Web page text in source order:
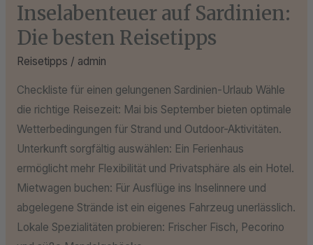
Inselabenteuer auf Sardinien:
Die besten Reisetipps
Reisetipps / admin
Checkliste für einen gelungenen Sardinien-Urlaub Wähle
die richtige Reisezeit: Mai bis September bieten optimale
Wetterbedingungen für Strand und Outdoor-Aktivitäten.
Unterkunft sorgfältig auswählen: Ein Ferienhaus
ermöglicht mehr Flexibilität und Privatsphäre als ein Hotel.
Mietwagen buchen: Für Ausflüge ins Inselinnere und
abgelegene Strände ist ein eigenes Fahrzeug unerlässlich.
Lokale Spezialitäten probieren: Frischer Fisch, Pecorino